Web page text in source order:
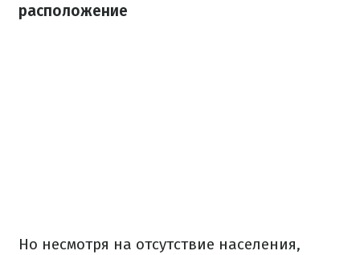
расположение
Но несмотря на отсутствие населения,